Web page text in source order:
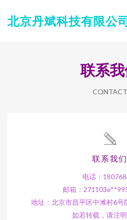
北京丹斌科技有限公
联系
CONTACT
联系我们
电话：
邮箱：271103e**
地址：北京市昌平区中滩村6号
如若转载，请注明